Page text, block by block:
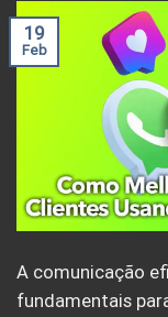
19
Feb
A comunicação
fundamentais